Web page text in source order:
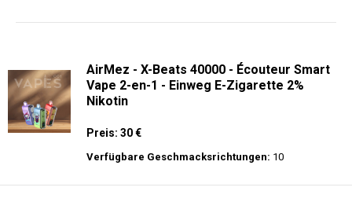
AirMez - X-Beats 40000 - Écouteur Smart
Vape 2-en-1 - Einweg E-Zigarette 2%
Nikotin
Preis: 30 €
Verfügbare Geschmacksrichtungen: 10